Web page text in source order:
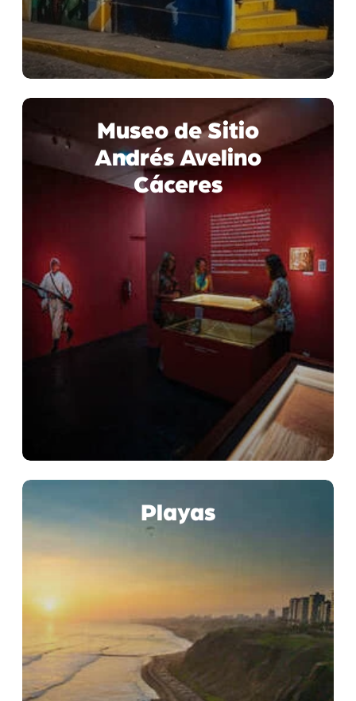
Museo de Sitio
Andrés Avelino
Cáceres
Playas